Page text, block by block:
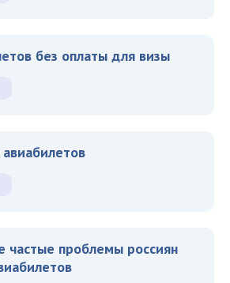
без оплаты для визы
частые проблемы россиян